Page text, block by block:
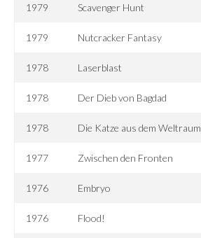
1979 Scavenger Hunt
1979 Nutcracker Fantasy
1978 Laserblast
1978 Der Dieb von Bagdad
1978 Die Katze aus dem Weltraum
1977 Zwischen den Fronten
1976 Embryo
1976 Flood!